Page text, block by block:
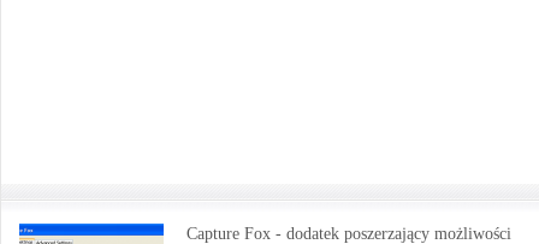
Capture Fox - dodatek poszerzający możliwości